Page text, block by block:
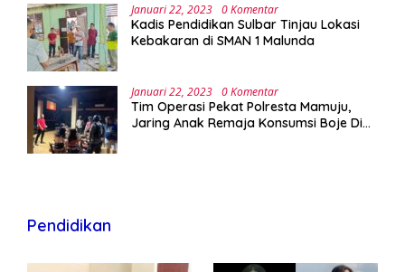
Januari 22, 2023 0 Komentar
Kadis Pendidikan Sulbar Tinjau Lokasi
Kebakaran di SMAN 1 Malunda
Januari 22, 2023 0 Komentar
Tim Operasi Pekat Polresta Mamuju,
Jaring Anak Remaja Konsumsi Boje Di
Pendidikan